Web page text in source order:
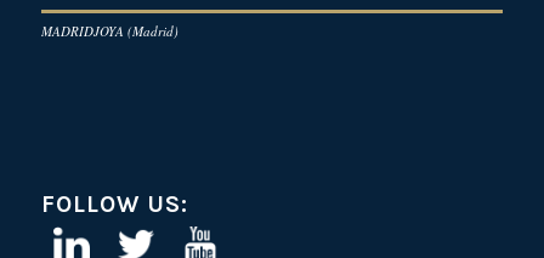
MADRIDJOYA (Madrid)
FOLLOW US: